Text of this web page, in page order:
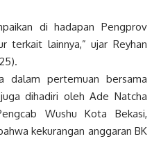
di hadapan Pengprov
terkait lainnya,” ujar Reyhan
dalam pertemuan bersama
dihadiri oleh Ade Natcha
Wushu Kota Bekasi,
kekurangan anggaran BK